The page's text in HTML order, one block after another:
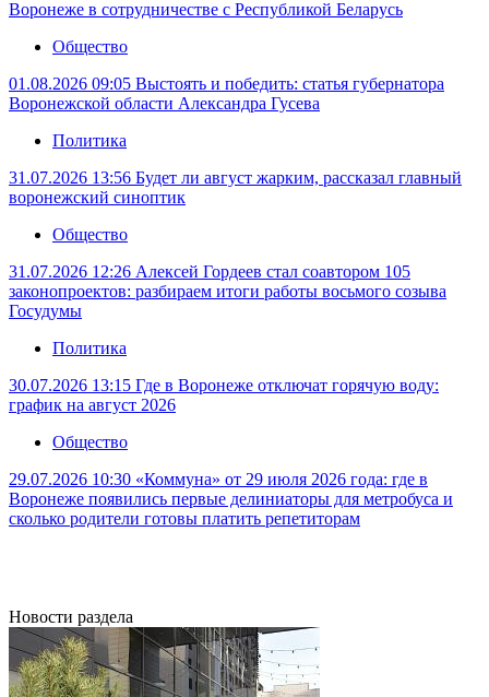
Воронеже в сотрудничестве с Республикой Беларусь
Общество
01.08.2026 09:05 Выстоять и победить: статья губернатора
Воронежской области Александра Гусева
Политика
31.07.2026 13:56 Будет ли август жарким, рассказал главный
воронежский синоптик
Общество
31.07.2026 12:26 Алексей Гордеев стал соавтором 105
законопроектов: разбираем итоги работы восьмого созыва
Госудумы
Политика
30.07.2026 13:15 Где в Воронеже отключат горячую воду:
график на август 2026
Общество
29.07.2026 10:30 «Коммуна» от 29 июля 2026 года: где в
Воронеже появились первые делиниаторы для метробуса и
сколько родители готовы платить репетиторам
Новости раздела